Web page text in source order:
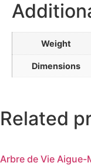
Weight
Dimensions
Related
Arbre de Vie Aigue-